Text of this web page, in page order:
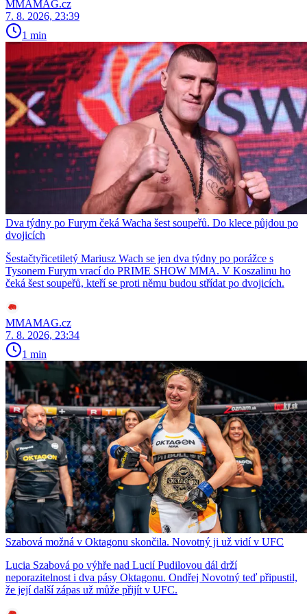
MMAMAG.cz
7. 8. 2026, 23:39
1 min
Dva týdny po Furym čeká Wacha šest soupeřů. Do klece půjdou po
dvojicích
Šestačtyřicetiletý Mariusz Wach se jen dva týdny po porážce s
Tysonem Furym vrací do PRIME SHOW MMA. V Koszalinu ho
čeká šest soupeřů, kteří se proti němu budou střídat po dvojicích.
MMAMAG.cz
7. 8. 2026, 23:34
1 min
Szabová možná v Oktagonu skončila. Novotný ji už vidí v UFC
Lucia Szabová po výhře nad Lucií Pudilovou dál drží
neporazitelnost i dva pásy Oktagonu. Ondřej Novotný teď připustil,
že její další zápas už může přijít v UFC.